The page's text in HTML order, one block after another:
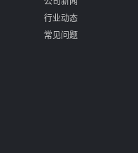
行业动态
常见问题